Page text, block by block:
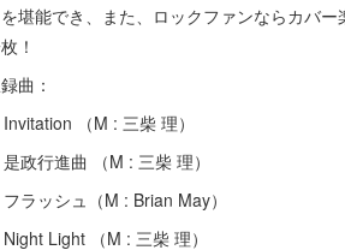
を堪能でき、また、ロックファンならカバ
！
曲：
（M : 三柴 理）
政行進曲 （M : 三柴 理）
ラッシュ（M : Brian May）
Light （M : 三柴 理）